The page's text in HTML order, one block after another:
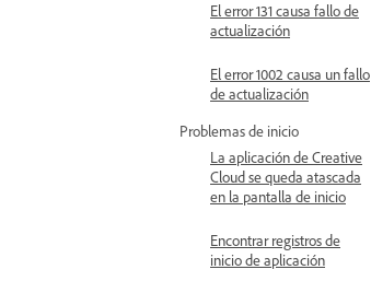
El error 131 causa fallo de
actualización
El error 1002 causa un fallo
de actualización
Problemas de inicio
La aplicación de Creative
Cloud se queda atascada
en la pantalla de inicio
Encontrar registros de
inicio de aplicación